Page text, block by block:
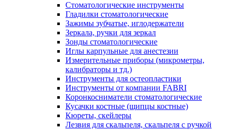
Стоматологические инструменты
Гладилки стоматологические
Зажимы зубчатые, иглодержатели
Зеркала, ручки для зеркал
Зонды стоматологические
Иглы карпульные для анестезии
Измерительные приборы (микрометры,
калибраторы и тд.)
Инструменты для остеопластики
Инструменты от компании FABRI
Коронкосниматели стоматологические
Кусачки костные (щипцы костные)
Кюреты, скейлеры
Лезвия для скальпеля, скальпеля с ручкой